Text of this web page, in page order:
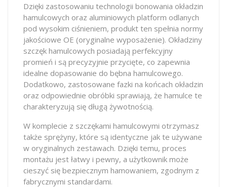
Dzięki zastosowaniu technologii bonowania okładzin
hamulcowych oraz aluminiowych platform odlanych
pod wysokim ciśnieniem, produkt ten spełnia normy
jakościowe OE (oryginalne wyposażenie). Okładziny
szczęk hamulcowych posiadają perfekcyjny
promień i są precyzyjnie przycięte, co zapewnia
idealne dopasowanie do bębna hamulcowego.
Dodatkowo, zastosowane fazki na końcach okładzin
oraz odpowiednie obróbki sprawiają, że hamulce te
charakteryzują się długą żywotnością.
W komplecie z szczękami hamulcowymi otrzymasz
także sprężyny, które są identyczne jak te używane
w oryginalnych zestawach. Dzięki temu, proces
montażu jest łatwy i pewny, a użytkownik może
cieszyć się bezpiecznym hamowaniem, zgodnym z
fabrycznymi standardami.